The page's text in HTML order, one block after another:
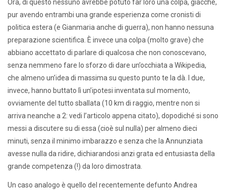
Ora, di questo nessuno avrebbe potuto far loro una colpa, giacché,
pur avendo entrambi una grande esperienza come cronisti di
politica estera (e Gianmaria anche di guerra), non hanno nessuna
preparazione scientifica. È invece una colpa (molto grave) che
abbiano accettato di parlare di qualcosa che non conoscevano,
senza nemmeno fare lo sforzo di dare un’occhiata a Wikipedia,
che almeno un’idea di massima su questo punto te la dà. I due,
invece, hanno buttato lì un’ipotesi inventata sul momento,
ovviamente del tutto sballata (10 km di raggio, mentre non si
arriva neanche a 2: vedi l’articolo appena citato), dopodiché si sono
messi a discutere su di essa (cioè sul nulla) per almeno dieci
minuti, senza il minimo imbarazzo e senza che la Annunziata
avesse nulla da ridire, dichiarandosi anzi grata ed entusiasta della
grande competenza (!) da loro dimostrata.
Un caso analogo è quello del recentemente defunto Andrea